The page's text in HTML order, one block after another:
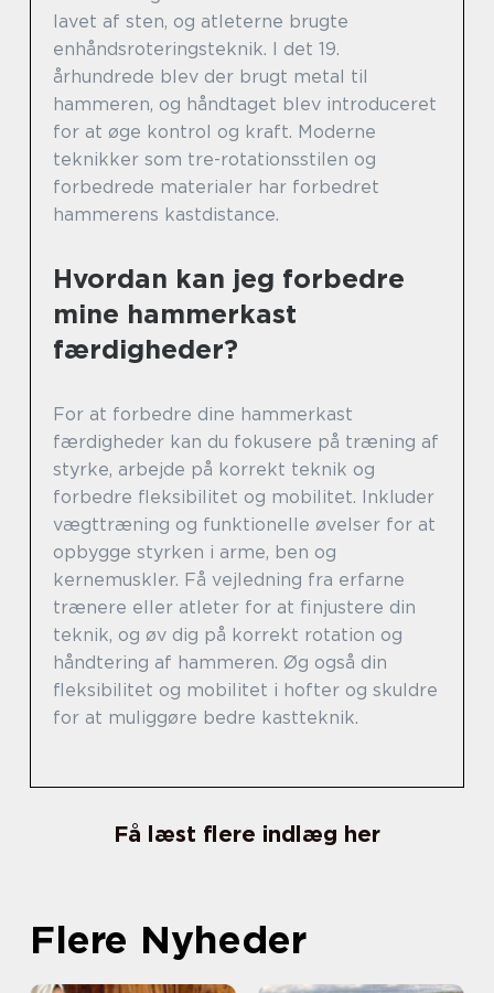
lavet af sten, og atleterne brugte
enhåndsroteringsteknik. I det 19.
århundrede blev der brugt metal til
hammeren, og håndtaget blev introduceret
for at øge kontrol og kraft. Moderne
teknikker som tre-rotationsstilen og
forbedrede materialer har forbedret
hammerens kastdistance.
Hvordan kan jeg forbedre
mine hammerkast
færdigheder?
For at forbedre dine hammerkast
færdigheder kan du fokusere på træning af
styrke, arbejde på korrekt teknik og
forbedre fleksibilitet og mobilitet. Inkluder
vægttræning og funktionelle øvelser for at
opbygge styrken i arme, ben og
kernemuskler. Få vejledning fra erfarne
trænere eller atleter for at finjustere din
teknik, og øv dig på korrekt rotation og
håndtering af hammeren. Øg også din
fleksibilitet og mobilitet i hofter og skuldre
for at muliggøre bedre kastteknik.
Få læst flere indlæg her
Flere Nyheder